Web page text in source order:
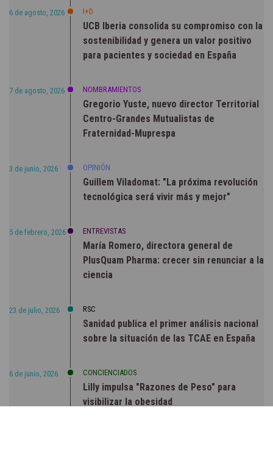
6 de agosto, 2026 I+D
UCB Iberia consolida su compromiso con la
sostenibilidad y genera un valor positivo
para pacientes y sociedad en España
7 de agosto, 2026 NOMBRAMIENTOS
Gregorio Yuste, nuevo director Territorial
Centro-Grandes Mutualistas de
Fraternidad-Muprespa
3 de junio, 2026 OPINIÓN
Guillem Viladomat: "La próxima revolución
tecnológica será vivir más y mejor"
5 de febrero, 2026 ENTREVISTAS
María Romero, directora general de
PlusQuam Pharma: crecer sin renunciar a la
ciencia
23 de julio, 2026 RSC
Sanidad publica el primer análisis nacional
sobre la situación de las TCAE en España
6 de junio, 2026 CONCIENCIADOS
Lilly impulsa "Razones de Peso" para
visibilizar la obesidad